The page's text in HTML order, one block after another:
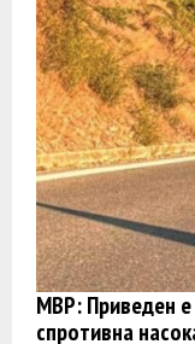
МВР: Приведен е
спротивна